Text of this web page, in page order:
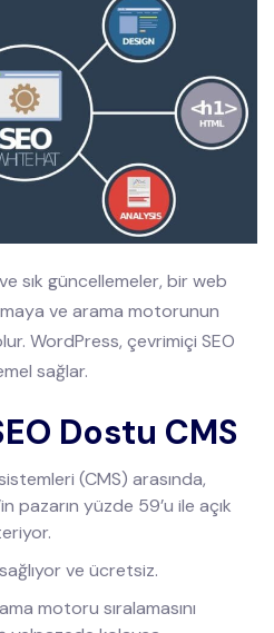
sık güncellemeler, bir web
ve arama motorunun
WordPress, çevrimiçi SEO
sağlar.
Dostu CMS
(CMS) arasında,
pazarın yüzde 59’u ile açık
ve ücretsiz.
motoru sıralamasını